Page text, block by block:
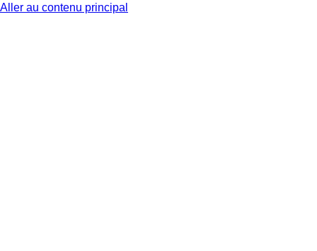
Aller au contenu principal